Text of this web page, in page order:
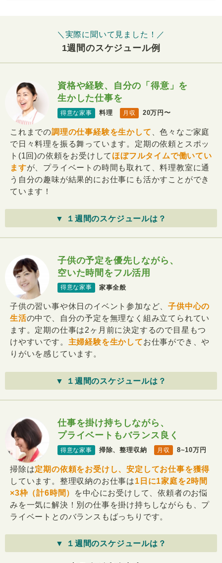
＼実際に聞いて見ました！／
1週間のスケジュール例
資格や経験、自分の「得意」を
生かした仕事を
得意な家事 料理 月収 20万円〜
これまでの調理の仕事経験を生かして 、色々なご家庭
で日々料理を振る舞っています。定期の依頼とスポッ
ト(1回)の依頼をお受けして ほぼフルタイムで働いてい
ますが、プライベートの時間も取れて、料理教室に通
う自分の趣味が結果的にお仕事にも活かすことができ
ています！
▼ １週間のスケジュールは？
子供の予定を優先しながら、
空いた時間をフル活用
得意な家事 家事全般
子供の習い事や休日のイベント参加など、子供中心の
生活の中で、自分の予定を無理なく組み立てられてい
ます。定期の仕事は2ヶ月前に決定するので目星もつ
けやすいです。 主婦経験を生かしてお仕事ができ、や
りがいを感じています。
▼ １週間のスケジュールは？
仕事を掛け持ちしながら、
プライベートもバランス良く
得意な家事 掃除、整理収納 月収 8~10万円
掃除は定期の依頼をお受けし、安定してお仕事を獲得
しています。整理収納のお仕事は1日に1家庭を2時間
×3枠（計6時間）
を中心にお受けして、依頼者のお悩
みを一気に解決！別の仕事を掛け持ちしながらも、プ
ライベートとのバランスもばっちりです。
▼ １週間のスケジュールは？